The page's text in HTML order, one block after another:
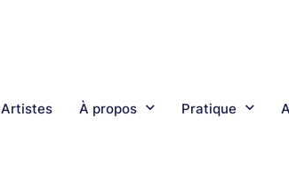
Artistes À propos Pratique